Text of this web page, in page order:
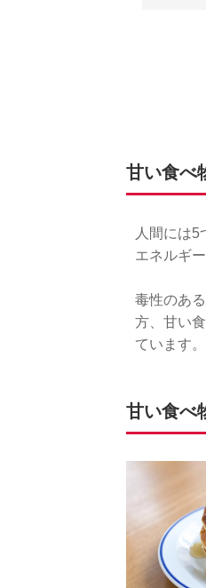
甘い食べ
人間には5
エネルギ
毒性のあ
方、甘い
ています。
甘い食べ